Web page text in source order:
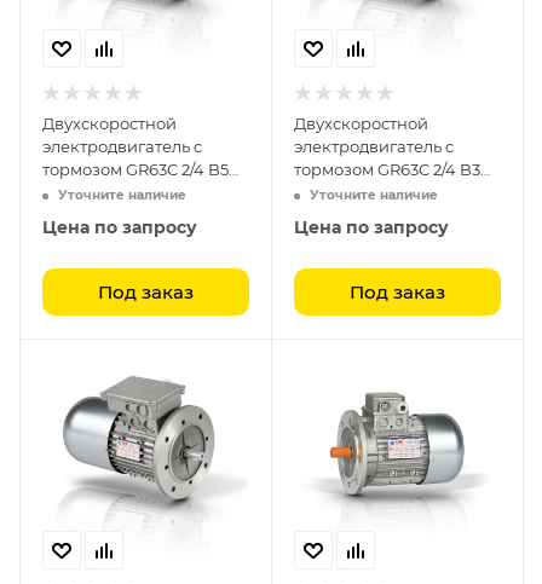
Двухскоростной
электродвигатель с
тормозом GR63C 2/4 B5
(0.3-0.18)
Уточните наличие
Цена по запросу
Под заказ
Двухскоростной
электродвигатель с
тормозом GR63C 2/4 B3
(0.3-0.18)
Уточните наличие
Цена по запросу
Под заказ